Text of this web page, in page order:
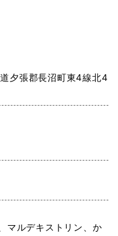
夕張郡長沼町東4線北4
マルデキストリン、か